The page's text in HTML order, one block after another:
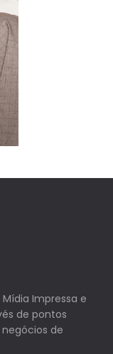
Impressa e
de pontos
de